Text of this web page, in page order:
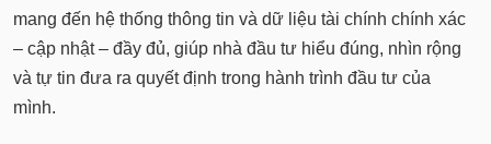
mang đến hệ thống thông tin và dữ liệu tài chính chính xác
– cập nhật – đầy đủ, giúp nhà đầu tư hiểu đúng, nhìn rộng
và tự tin đưa ra quyết định trong hành trình đầu tư của
mình.